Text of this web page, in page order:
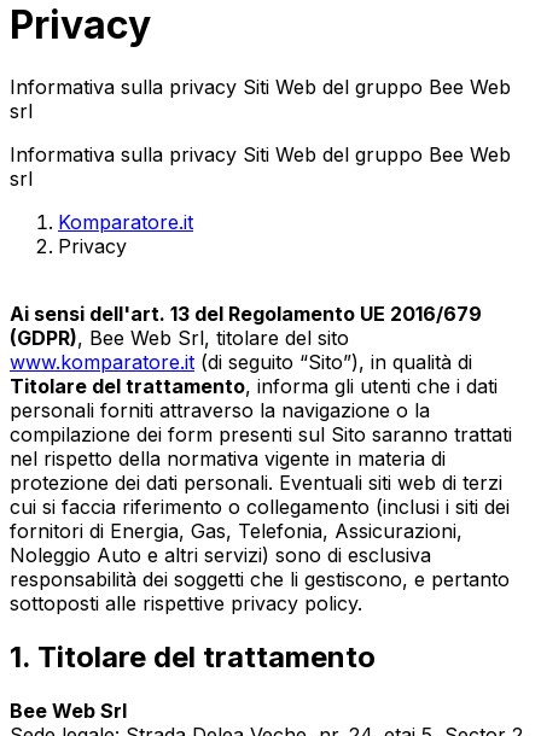
Privacy
Informativa sulla privacy Siti Web del gruppo Bee Web
srl
Informativa sulla privacy Siti Web del gruppo Bee Web
srl
Komparatore.it
Privacy
Ai sensi dell'art. 13 del Regolamento UE 2016/679
(GDPR), Bee Web Srl, titolare del sito
www.komparatore.it (di seguito “Sito”), in qualità di
Titolare del trattamento, informa gli utenti che i dati
personali forniti attraverso la navigazione o la
compilazione dei form presenti sul Sito saranno trattati
nel rispetto della normativa vigente in materia di
protezione dei dati personali. Eventuali siti web di terzi
cui si faccia riferimento o collegamento (inclusi i siti dei
fornitori di Energia, Gas, Telefonia, Assicurazioni,
Noleggio Auto e altri servizi) sono di esclusiva
responsabilità dei soggetti che li gestiscono, e pertanto
sottoposti alle rispettive privacy policy.
1. Titolare del trattamento
Bee Web Srl